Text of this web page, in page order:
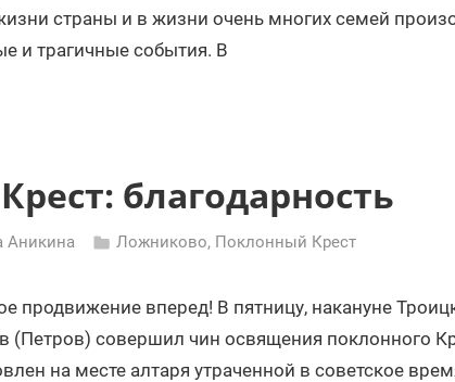
страны и в жизни очень многих семей
и трагичные события. В
благодарность
Аникина Ложниково, Поклонный Крест
продвижение вперед! В пятницу, накануне
(Петров) совершил чин освящения поклонного
на месте алтаря утраченной в советское